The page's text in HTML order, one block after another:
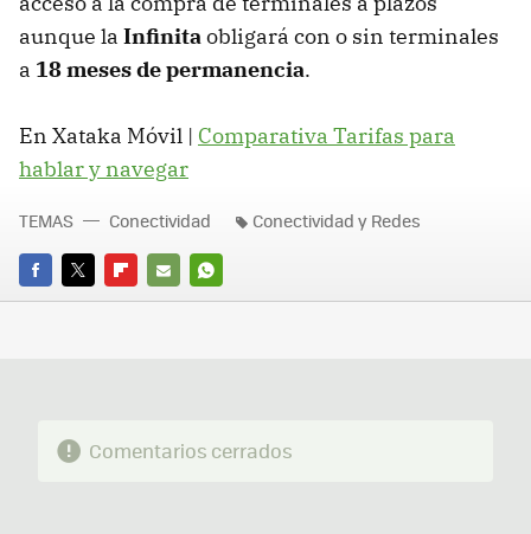
aunque la Infinitaobligará con o sin terminales
a 18 meses de permanencia.
En Xataka Móvil | Comparativa Tarifas para
hablar y navegar
FACEBOOK
TWITTERFLIPBOARD
E-
WHATSAPP
TEMAS Conectividad Conectividad y Redes
Comentarios cerrados